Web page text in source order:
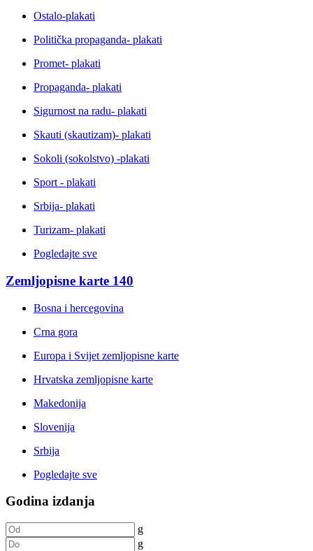
Ostalo-plakati
Politička propaganda- plakati
Promet- plakati
Propaganda- plakati
Sigurnost na radu- plakati
Skauti (skautizam)- plakati
Sokoli (sokolstvo) -plakati
Sport - plakati
Srbija- plakati
Turizam- plakati
Pogledajte sve
Zemljopisne karte 140
Bosna i hercegovina
Crna gora
Europa i Svijet zemljopisne karte
Hrvatska zemljopisne karte
Makedonija
Slovenija
Srbija
Pogledajte sve
Godina izdanja
g
g